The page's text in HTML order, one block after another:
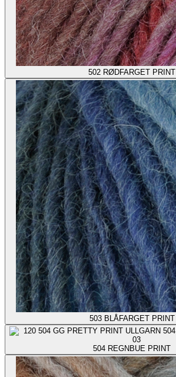
502 RØDFARGET PRINT
503 BLÅFARGET PRINT
504 REGNBUE PRINT